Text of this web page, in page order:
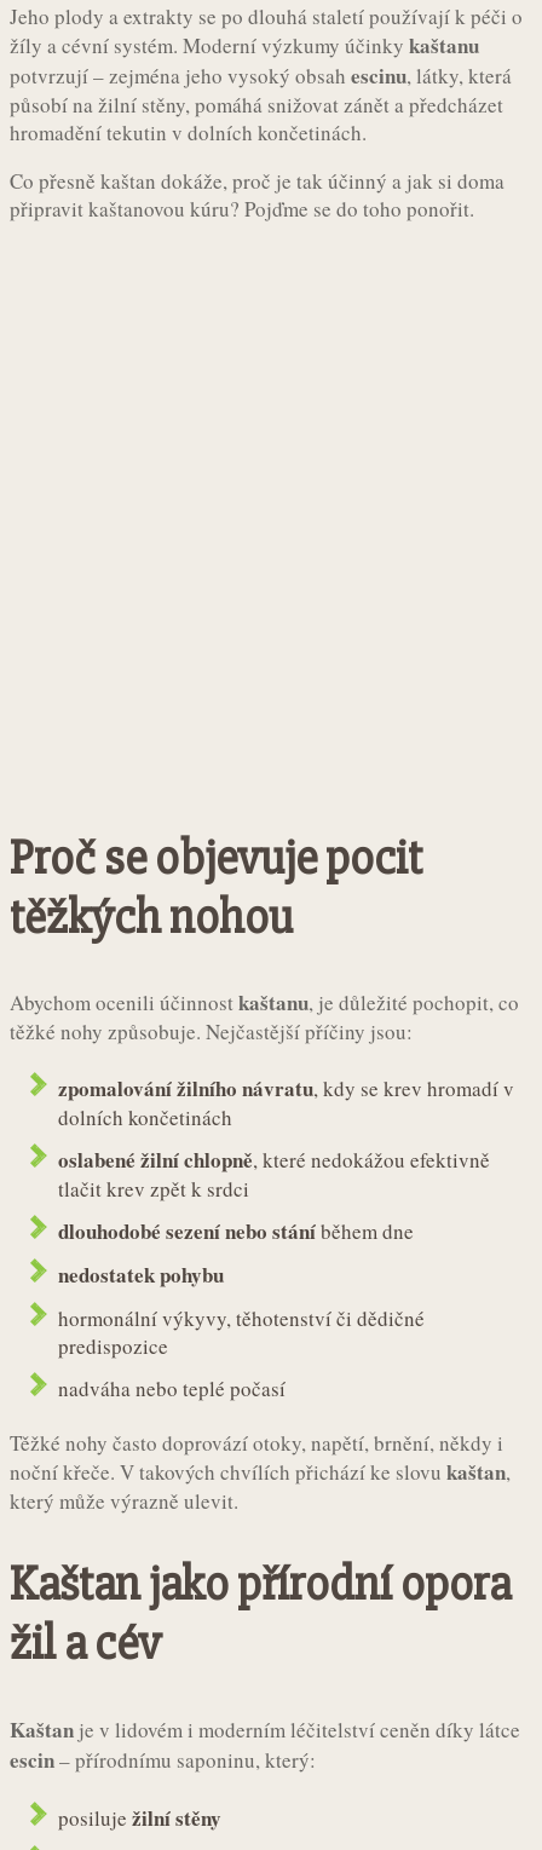
Jeho plody a extrakty se po dlouhá staletí používají k péči o
žíly a cévní systém. Moderní výzkumy účinky kaštanu
potvrzují – zejména jeho vysoký obsah escinu, látky, která
působí na žilní stěny, pomáhá snižovat zánět a předcházet
hromadění tekutin v dolních končetinách.
Co přesně kaštan dokáže, proč je tak účinný a jak si doma
připravit kaštanovou kúru? Pojďme se do toho ponořit.
Proč se objevuje pocit
těžkých nohou
Abychom ocenili účinnostkaštanu, je důležité pochopit, co
těžké nohy způsobuje. Nejčastější příčiny jsou:
zpomalování žilního návratu, kdy se krev hromadí v
dolních končetinách
oslabené žilní chlopně, které nedokážou efektivně
tlačit krev zpět k srdci
dlouhodobé sezení nebo stáníběhem dne
nedostatek pohybu
hormonální výkyvy, těhotenství či dědičné
predispozice
nadváha nebo teplé počasí
Těžké nohy často doprovází otoky, napětí, brnění, někdy i
noční křeče. V takových chvílích přichází ke slovu kaštan,
který může výrazně ulevit.
Kaštan jako přírodní opora
žil a cév
Kaštan je v lidovém i moderním léčitelství ceněn díky látce
escin– přírodnímu saponinu, který:
posiluje žilní stěny